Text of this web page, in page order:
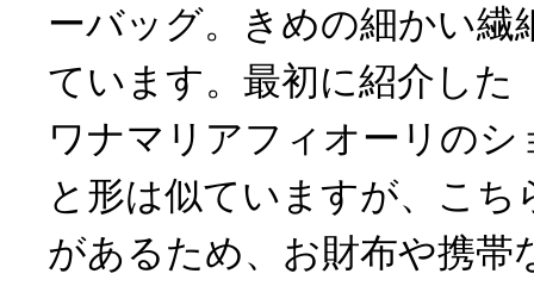
ーバッグ。きめの細かい繊
ています。最初に紹介した
ワナマリアフィオーリの
と形は似ていますが、こ
があるため、お財布や携帯